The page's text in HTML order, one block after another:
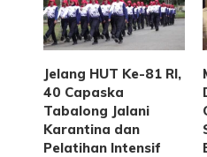
Jelang HUT Ke-81 RI,
40 Capaska
Tabalong Jalani
Karantina dan
Pelatihan Intensif